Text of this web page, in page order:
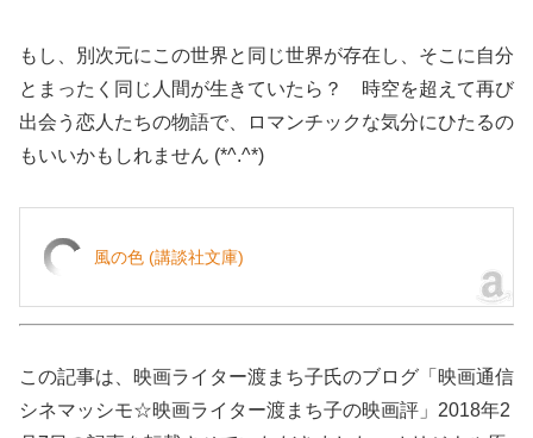
もし、別次元にこの世界と同じ世界が存在し、そこに自分
とまったく同じ人間が生きていたら？ 時空を超えて再び
出会う恋人たちの物語で、ロマンチックな気分にひたるの
もいいかもしれません (*^.^*)
風の色 (講談社文庫)
この記事は、映画ライター渡まち子氏のブログ「映画通信
シネマッシモ☆映画ライター渡まち子の映画評」2018年2